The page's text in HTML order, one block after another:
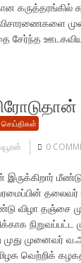
கருத்தரங்கில்
செய்திகள்
0
இருக்கிறார்
தலைவர்
விழா தஞ்சை
முது முனைவர்
வெற்றிக்